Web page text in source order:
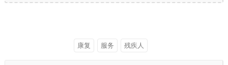
康复 服务 残疾人